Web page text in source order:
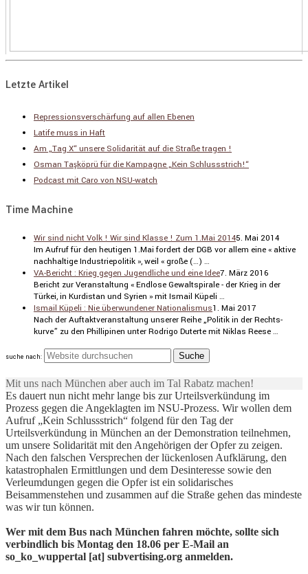
Letzte Artikel
Repressionsverschärfung auf allen Ebenen
Latife muss in Haft
Am „Tag X“ unsere Solidarität auf die Straße tragen !
Osman Taşköprü für die Kampagne „Kein Schlussstrich!“
Podcast mit Caro von NSU-watch
Time Machine
Wir sind nicht Volk ! Wir sind Klasse ! Zum 1.Mai 20145. Mai 2014
Im Aufruf für den heutigen 1.Mai fordert der DGB vor allem eine « aktive
nachhal­tige Indus­trie­po­litik », weil « große (…) …
VA-Bericht : Krieg gegen Jugendliche und eine Idee7. März 2016
Bericht zur Veran­stal­tung « Endlose Gewalt­spi­rale - der Krieg in der
Türkei, in Kurdi­stan und Syrien » mit Ismail Küpeli …
Ismail Küpeli : Nie überwundener Nationalismus1. Mai 2017
Nach der Auftakt­ver­an­stal­tung unserer Reihe „Politik in der Rechts­
kurve” zu den Philli­pinen unter Rodrigo Duterte mit Niklas Reese …
suche nach:
Mit uns nach München aber auch im Tal Rabatz machen!
Es dauert nun nicht mehr lange bis zur Urteilsverkündung im
Prozess gegen die Angeklagten im NSU-Prozess. Wir wollen dem
Aufruf „Kein Schlussstrich“ folgend für den Tag der
Urteilsverkündung in München an der Demonstration teilnehmen,
um unsere Solidarität mit den Angehörigen der Opfer zu zeigen.
Nach den falschen Versprechen der lückenlosen Aufklärung, den
katastrophalen Ermittlungen und dem Desinteresse sowie den
Verleumdungen gegen die Opfer ist ein solidarisches
Beisammenstehen und zusammen auf die Straße gehen das mindeste
was wir tun können.
Wer mit dem Bus nach München fahren möchte, sollte sich
verbindlich bis Montag den 18.06 per E-Mail an
so_ko_wuppertal [at] subvertising.org anmelden.